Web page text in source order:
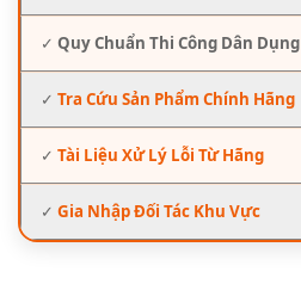
✓ Quy Chuẩn Thi Công Dân Dụng
✓ Tra Cứu Sản Phẩm Chính Hãng
✓ Tài Liệu Xử Lý Lỗi Từ Hãng
✓ Gia Nhập Đối Tác Khu Vực